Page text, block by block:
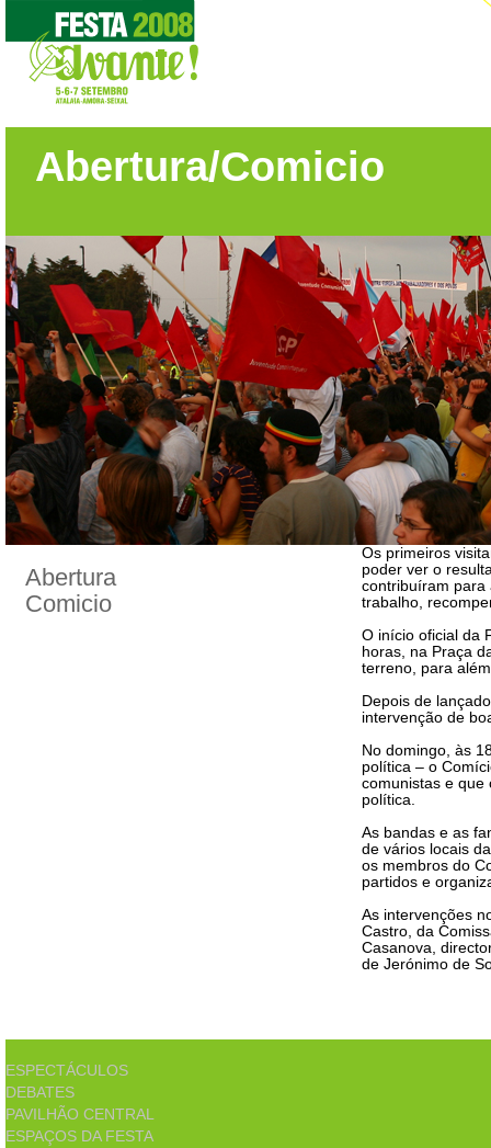
Abertura/Comicio
Abertura
Comicio
Os primeiros
poder ver o
contribuíram para
trabalho,
O início oficial da
horas, na Praça
terreno, para
Depois de
intervenção de
No domingo, às
política – o
comunistas e que
política.
As bandas e as
de vários locais
os membros do
partidos e
As intervenções
Castro, da
Casanova,
de Jerónimo de
ESPECTÁCULOS
DEBATES
PAVILHÃO CENTRAL
ESPAÇOS DA FESTA